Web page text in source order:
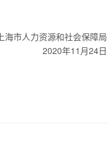
上海市人力资源和社会保障局
2020年11月24日